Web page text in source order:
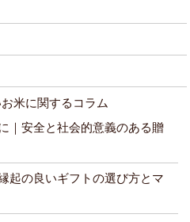
米に関するコラム
｜安全と社会的意義のある贈
起の良いギフトの選び方とマ